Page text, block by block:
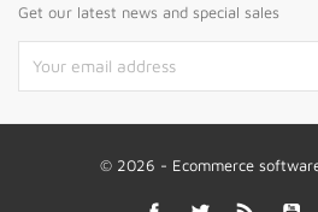
Get our latest news and special sales
© 2026 - Ecommerce
Facebook Twitter